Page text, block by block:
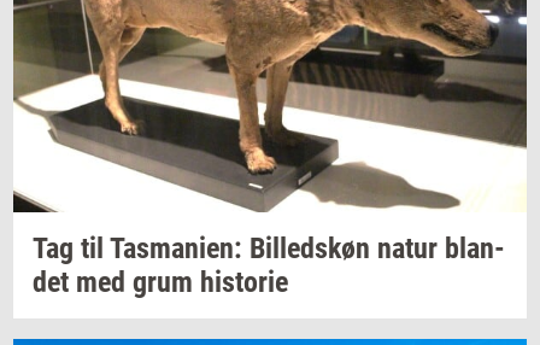
Tag til Tas­ma­ni­en: Bil­leds­køn natur blan­
det med grum hi­sto­rie